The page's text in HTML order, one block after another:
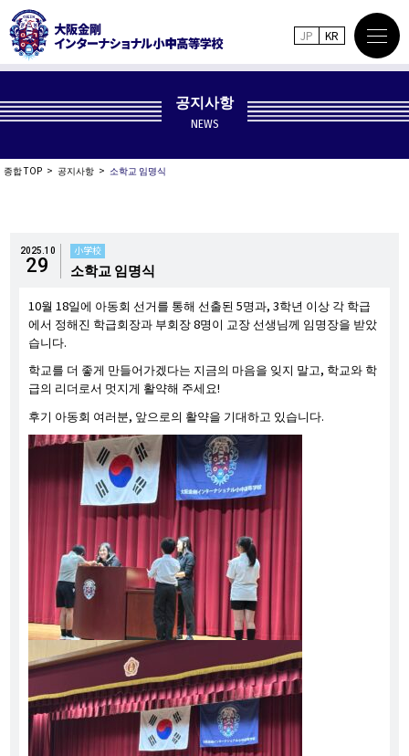
공지사항
NEWS
종합 TOP 공지사항 소학교 임명식
JP KR
2025.10
29
小学校
소학교 임명식
10월 18일에 아동회 선거를 통해 선출된 5명과, 3학년 이상 각 학급
에서 정해진 학급회장과 부회장 8명이 교장 선생님께 임명장을 받았
습니다.
학교를 더 좋게 만들어가겠다는 지금의 마음을 잊지 말고, 학교와 학
급의 리더로서 멋지게 활약해 주세요!
후기 아동회 여러분, 앞으로의 활약을 기대하고 있습니다.